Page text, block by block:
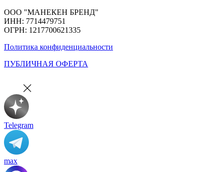
ООО "МАНЕКЕН БРЕНД"
ИНН: 7714479751
ОГРН: 1217700621335
Политика конфиденциальности
ПУБЛИЧНАЯ ОФЕРТА
Telegram
max